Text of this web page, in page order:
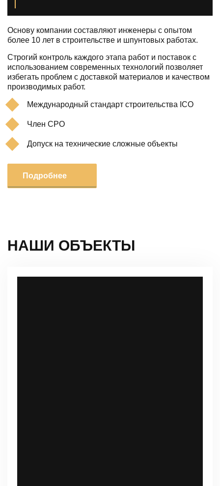
Основу компании составляют инженеры с опытом
более 10 лет в строительстве и шпунтовых работах.
Строгий контроль каждого этапа работ и поставок с
использованием современных технологий позволяет
избегать проблем с доставкой материалов и качеством
производимых работ.
Международный стандарт строительства ICO
Член СРО
Допуск на технические сложные объекты
Подробнее
НАШИ ОБЪЕКТЫ